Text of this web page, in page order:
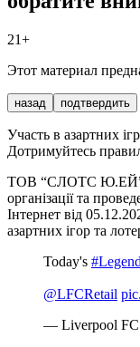
21+
Этот материал
назад подтвердить
Участь в азартних
Дотримуйтесь
ТОВ “СЛОТС Ю.ЕЙ”.
організації та
Інтернет від
азартних ігор та
Today's
@LFCRetail
— Liverpool